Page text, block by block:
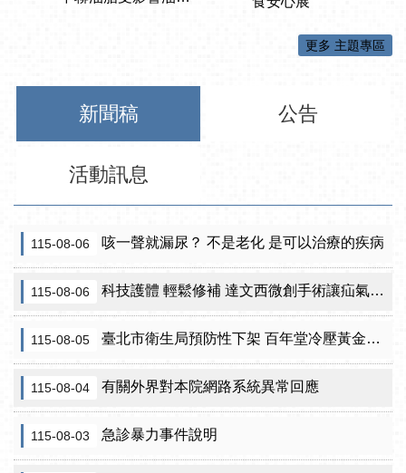
更多 主題專區
新聞稿 公告
活動訊息
115-08-06 咳一聲就漏尿？ 不是老化 是可以治療的疾病
115-08-06 科技護體 輕鬆修補 達文西微創手術讓疝氣治療更精準
115-08-05 臺北市衛生局預防性下架 百年堂冷壓黃金苦茶油產品
115-08-04 有關外界對本院網路系統異常回應
115-08-03 急診暴力事件說明